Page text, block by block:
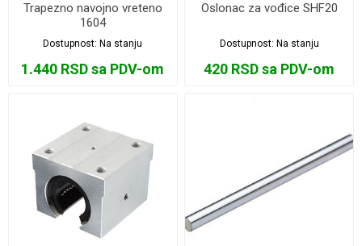
Trapezno navojno vreteno
1604
Dostupnost:Na stanju
1.440 RSD sa PDV-om
Oslonac za vođice SHF20
Dostupnost: Na stanju
420 RSD sa PDV-om